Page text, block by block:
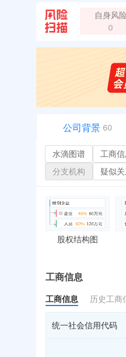
自身风险
0
公司背景 60
水滴图谱
工商信息
股东信息
主要人员
对外投资
控制企业
最终受益人
企业年报
13
工商自主公示 1
水滴图谱 工商信
分支机构
疑似
股权结构图
工商信息
工商信息 历史工商
统一社会信用代码